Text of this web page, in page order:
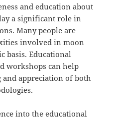
and education about
a significant role in
Many people are
involved in moon
basis. Educational
workshops can help
appreciation of both
into the educational